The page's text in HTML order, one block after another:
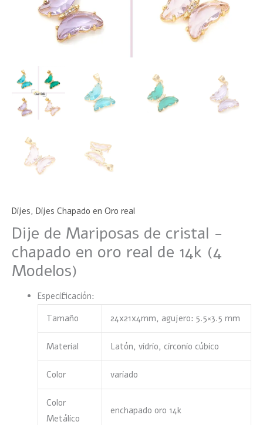
Dijes, Dijes Chapado en Oro real
Dije de Mariposas de cristal -
chapado en oro real de 14k (4
Modelos)
Especificación:
Tamaño
24x21x4mm, agujero: 5.5×3.5 mm
Material Latón, vidrio, circonio cúbico
Color variado
Color
Metálico
enchapado oro 14k